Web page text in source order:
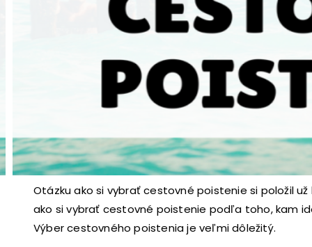
Otázku ako si vybrať cestovné poistenie si položil
ako si vybrať cestovné poistenie podľa toho, kam
Výber cestovného poistenia je veľmi dôležitý.